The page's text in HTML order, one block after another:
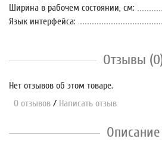
Ширина в рабочем состоянии, см:
Язык интерфейса:
Отзывы
Нет отзывов об этом товаре.
0 отзывов / Написать отзыв
Описание